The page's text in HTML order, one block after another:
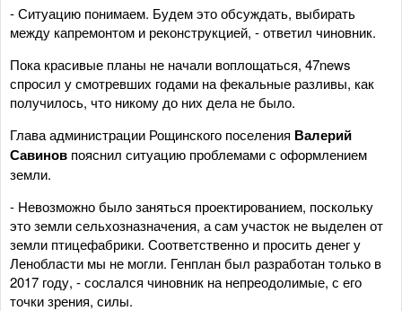
- Ситуацию понимаем. Будем это обсуждать, выбирать
между капремонтом и реконструкцией, - ответил чиновник.
Пока красивые планы не начали воплощаться, 47news
спросил у смотревших годами на фекальные разливы, как
получилось, что никому до них дела не было.
Глава администрации Рощинского поселения Валерий
Савинов пояснил ситуацию проблемами с оформлением
земли.
- Невозможно было заняться проектированием, поскольку
это земли сельхозназначения, а сам участок не выделен от
земли птицефабрики. Соответственно и просить денег у
Ленобласти мы не могли. Генплан был разработан только в
2017 году, - сослался чиновник на непреодолимые, с его
точки зрения, силы.